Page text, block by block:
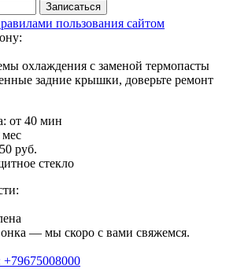
Записаться
пользования сайтом
охлаждения с заменой термопасты
задние крышки, доверьте ремонт
от 40 мин
мес
руб.
стекло
— мы скоро с вами свяжемся.
+79675008000